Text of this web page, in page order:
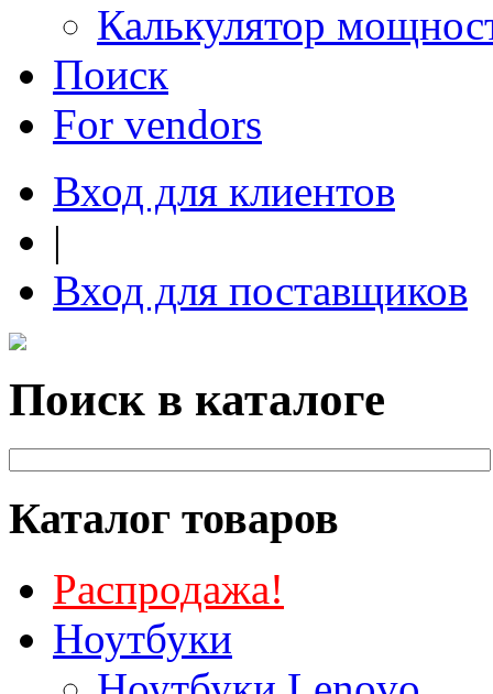
Калькулятор
Поиск
For vendors
Вход для клиентов
|
Вход для поставщиков
Поиск в каталоге
Каталог товаров
Распродажа!
Ноутбуки